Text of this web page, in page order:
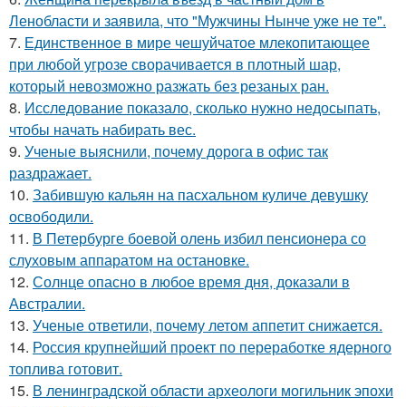
Ленобласти и заявила, что "Мужчины Нынче уже не те".
7. Единственное в мире чешуйчатое млекопитающее
при любой угрозе сворачивается в плотный шар,
который невозможно разжать без резаных ран.
8. Исследование показало, сколько нужно недосыпать,
чтобы начать набирать вес.
9. Ученые выяснили, почему дорога в офис так
раздражает.
10. Забившую кальян на пасхальном куличе девушку
освободили.
11. В Петербурге боевой олень избил пенсионера со
слуховым аппаратом на остановке.
12. Солнце опасно в любое время дня, доказали в
Австралии.
13. Ученые ответили, почему летом аппетит снижается.
14. Россия крупнейший проект по переработке ядерного
топлива готовит.
15. В ленинградской области археологи могильник эпохи